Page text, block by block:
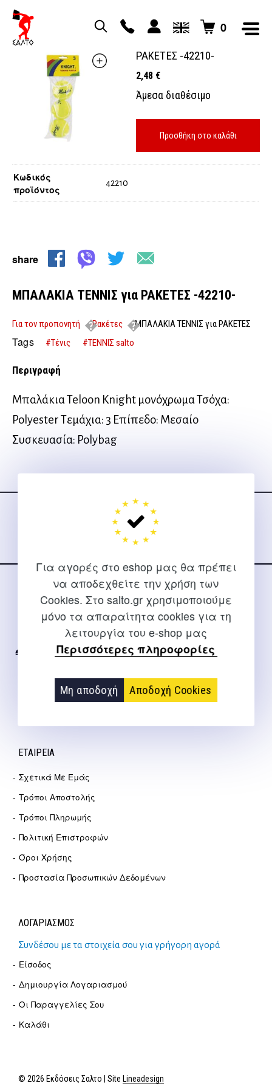
Για αγορές στο eshop μας θα πρέπει
να αποδεχθείτε την χρήση των
Cookies. Στο salto.gr χρησιμοποιούμε
μόνο τα απαραίτητα cookies για τη
λειτουργία του e-shop μας
Περισσότερες πληροφορίες
Μη αποδοχή Αποδοχή Cookies
0
ΡΑΚΕΤΕΣ -42210-
2,48 €
Άμεσα διαθέσιμο
Προσθήκη στο καλάθι
Κωδικός
προϊόντος
42210
share
ΜΠΑΛΑΚΙΑ ΤΕΝΝΙΣ για ΡΑΚΕΤΕΣ -42210-
Για τον προπονητή Ρακέτες
ΜΠΑΛΑΚΙΑ ΤΕΝΝΙΣ για ΡΑΚΕΤΕΣ
-42210-
Tags #Τένις #ΤΕΝΝΙΣ salto
Περιγραφή
Μπαλάκια Teloon Knight μονόχρωμα Τσόχα:
Polyester Τεμάχια: 3 Επίπεδο: Μεσαίο
Συσκευασία: Polybag
στα social media
ΕΠΙΚΟΙΝΩΝΊΑ
Για διευκρινίσεις και υποστήριξη παραγγελιών μέσω του
2310 267108
info@salto.gr
Αγγελάκη 21, Θεσσαλονίκη
ΕΤΑΙΡΕΊΑ
Σχετικά Με Εμάς
Τρόποι Αποστολής
Τρόποι Πληρωμής
Πολιτική Επιστροφών
Όροι Χρήσης
Προστασία Προσωπικών Δεδομένων
ΛΟΓΑΡΙΑΣΜΟΣ
Συνδέσου με τα στοιχεία σου για γρήγορη αγορά
Είσοδος
Δημιουργία Λογαριασμού
Οι Παραγγελίες Σου
Καλάθι
© 2026 Εκδόσεις Σαλτο | Site Lineadesign